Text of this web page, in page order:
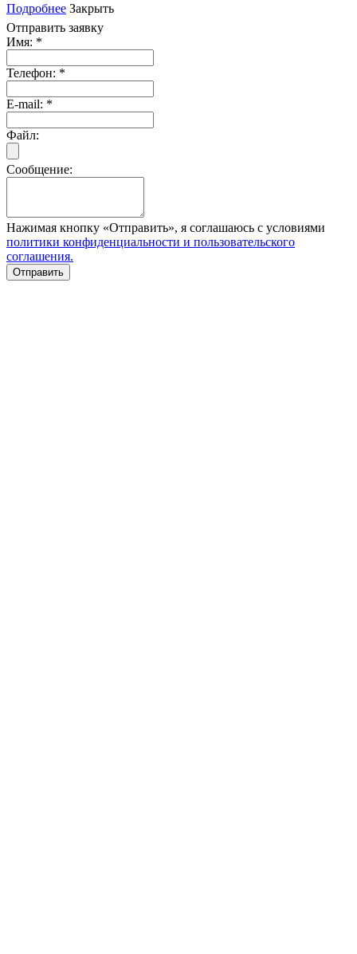
Подробнее Закрыть
Отправить заявку
Имя: *
Телефон: *
E-mail: *
Файл:
Сообщение:
Нажимая кнопку «Отправить», я соглашаюсь с условиями
политики конфиденциальности и пользовательского
соглашения.
Отправить